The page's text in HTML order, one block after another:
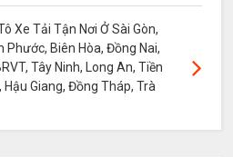
Xe Tải Tận Nơi Ở Sài Gòn,
Phước, Biên Hòa, Đồng Nai,
Tây Ninh, Long An, Tiền
Hậu Giang, Đồng Tháp, Trà